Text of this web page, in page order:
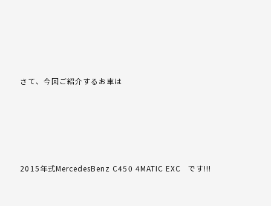
さて、今回ご紹介するお車は
2015年式MercedesBenz C450 4MATIC EXC です!!!